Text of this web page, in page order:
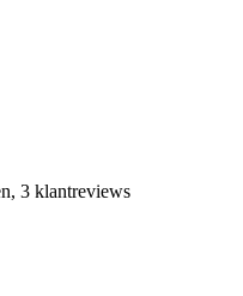
3 klantreviews